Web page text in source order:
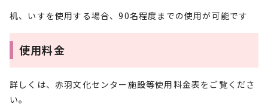
机、いすを使用する場合、90名程度までの使用が可能です
使用料金
詳しくは、赤羽文化センター施設等使用料金表をご覧くださ
い。